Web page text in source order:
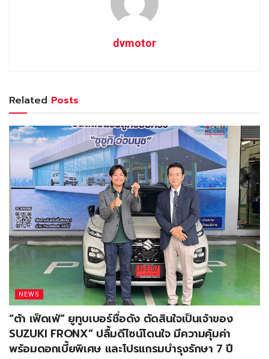
dvmotor
Related Posts
NEWS
“ต้า เฟ็ดเฟ่” ยูทูบเบอร์ชื่อดัง ตัดสินใจเป็นเจ้าของ
SUZUKI FRONX” ปลื้มดีไซน์โดนใจ มีความคุ้มค่า
พร้อมดอกเบี้ยพิเศษ และโปรแกรมบำรุงรักษา 7 ปี